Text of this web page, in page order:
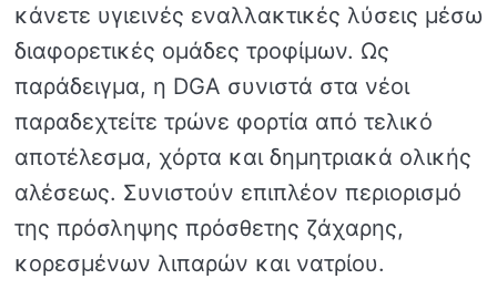
κάνετε υγιεινές εναλλακτικές λύσεις μέσω
διαφορετικές ομάδες τροφίμων. Ως
παράδειγμα, η DGA συνιστά στα νέοι
παραδεχτείτε τρώνε φορτία από τελικό
αποτέλεσμα, χόρτα και δημητριακά ολικής
αλέσεως. Συνιστούν επιπλέον περιορισμό
της πρόσληψης πρόσθετης ζάχαρης,
κορεσμένων λιπαρών και νατρίου.